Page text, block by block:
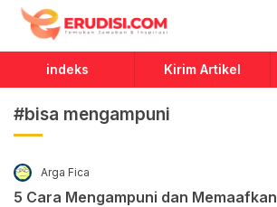
Erudisi
Temukan Jawaban dan Inspirasi
indeks Kirim Artikel
#bisa mengampuni
Arga Fica
5 Cara Mengampuni dan Memaafkan